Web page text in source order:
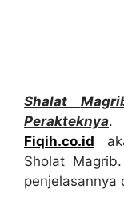
Shalat
Perakteknya.
Fiqih.co.id
Sholat
penjelasannya